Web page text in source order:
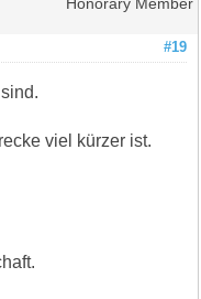
Honorary Member
#19
viel kürzer ist.